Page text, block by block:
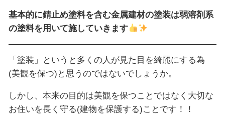
基本的に錆止め塗料を含む金属建材の塗装は弱溶剤系
の塗料を用いて施していきます
「塗装」というと多くの人が見た目を綺麗にする為
(美観を保つ)と思うのではないでしょうか。
しかし、本来の目的は美観を保つことではなく大切な
お住いを長く守る(建物を保護する)ことです！！